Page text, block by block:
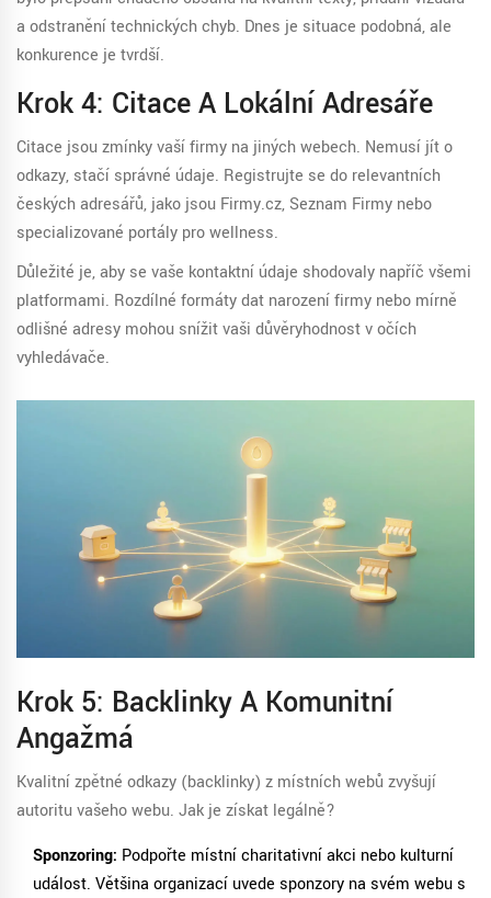
a odstranění technických chyb. Dnes je situace podobná, ale
konkurence je tvrdší.
Krok 4: Citace A Lokální Adresáře
Citace jsou zmínky vaší firmy na jiných webech. Nemusí jít o
odkazy, stačí správné údaje. Registrujte se do relevantních
českých adresářů, jako jsou Firmy.cz, Seznam Firmy nebo
specializované portály pro wellness.
Důležité je, aby se vaše kontaktní údaje shodovaly napříč všemi
platformami. Rozdílné formáty dat narození firmy nebo mírně
odlišné adresy mohou snížit vaši důvěryhodnost v očích
vyhledávače.
Krok 5: Backlinky A Komunitní
Angažmá
Kvalitní zpětné odkazy (backlinky) z místních webů zvyšují
autoritu vašeho webu. Jak je získat legálně?
Sponzoring: Podpořte místní charitativní akci nebo kulturní
událost. Většina organizací uvede sponzory na svém webu s